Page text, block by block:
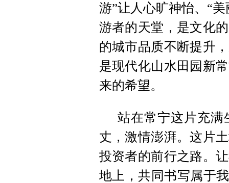
游”让人心旷神怡、“
游者的天堂，是文化
的城市品质不断提升
是现代化山水田园新
来的希望。
站在常宁这片充满
丈，激情澎湃。这片
投资者的前行之路。
地上，共同书写属于